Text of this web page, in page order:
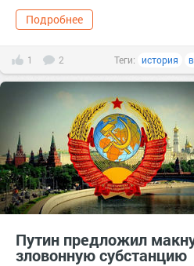
Подробнее
1 2 Теги: история
Путин предложил
зловонную субстанцию